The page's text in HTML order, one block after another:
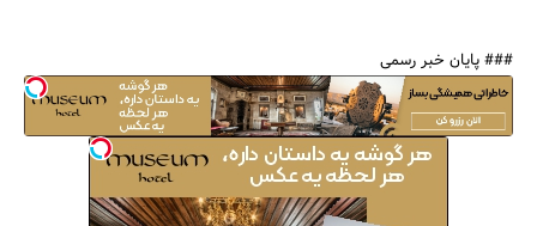
### پایان خبر رسمی